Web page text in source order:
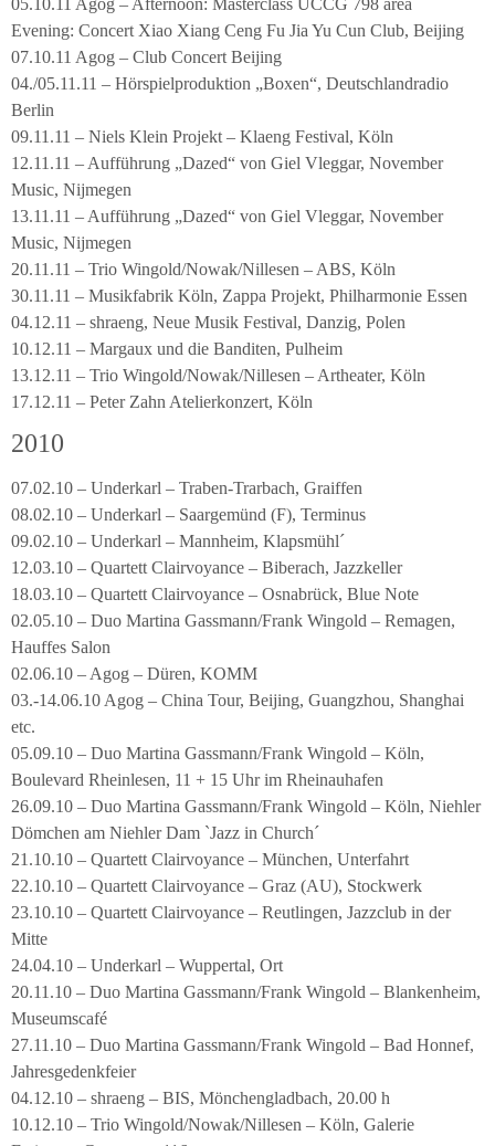
05.10.11 Agog – Afternoon: Masterclass UCCG 798 area
Evening: Concert Xiao Xiang Ceng Fu Jia Yu Cun Club, Beijing
07.10.11 Agog – Club Concert Beijing
04./05.11.11 – Hörspielproduktion „Boxen“, Deutschlandradio
Berlin
09.11.11 – Niels Klein Projekt – Klaeng Festival, Köln
12.11.11 – Aufführung „Dazed“ von Giel Vleggar, November
Music, Nijmegen
13.11.11 – Aufführung „Dazed“ von Giel Vleggar, November
Music, Nijmegen
20.11.11 – Trio Wingold/Nowak/Nillesen – ABS, Köln
30.11.11 – Musikfabrik Köln, Zappa Projekt, Philharmonie Essen
04.12.11 – shraeng, Neue Musik Festival, Danzig, Polen
10.12.11 – Margaux und die Banditen, Pulheim
13.12.11 – Trio Wingold/Nowak/Nillesen – Artheater, Köln
17.12.11 – Peter Zahn Atelierkonzert, Köln
2010
07.02.10 – Underkarl – Traben-Trarbach, Graiffen
08.02.10 – Underkarl – Saargemünd (F), Terminus
09.02.10 – Underkarl – Mannheim, Klapsmühl´
12.03.10 – Quartett Clairvoyance – Biberach, Jazzkeller
18.03.10 – Quartett Clairvoyance – Osnabrück, Blue Note
02.05.10 – Duo Martina Gassmann/Frank Wingold – Remagen,
Hauffes Salon
02.06.10 – Agog – Düren, KOMM
03.-14.06.10 Agog – China Tour, Beijing, Guangzhou, Shanghai
etc.
05.09.10 – Duo Martina Gassmann/Frank Wingold – Köln,
Boulevard Rheinlesen, 11 + 15 Uhr im Rheinauhafen
26.09.10 – Duo Martina Gassmann/Frank Wingold – Köln, Niehler
Dömchen am Niehler Dam `Jazz in Church´
21.10.10 – Quartett Clairvoyance – München, Unterfahrt
22.10.10 – Quartett Clairvoyance – Graz (AU), Stockwerk
23.10.10 – Quartett Clairvoyance – Reutlingen, Jazzclub in der
Mitte
24.04.10 – Underkarl – Wuppertal, Ort
20.11.10 – Duo Martina Gassmann/Frank Wingold – Blankenheim,
Museumscafé
27.11.10 – Duo Martina Gassmann/Frank Wingold – Bad Honnef,
Jahresgedenkfeier
04.12.10 – shraeng – BIS, Mönchengladbach, 20.00 h
10.12.10 – Trio Wingold/Nowak/Nillesen – Köln, Galerie